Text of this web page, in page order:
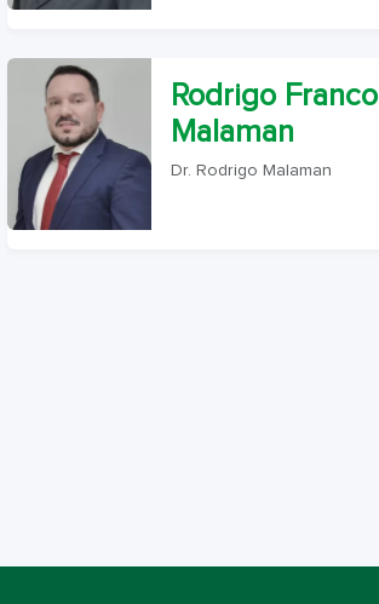
Rodrigo Franco
Malaman
Dr. Rodrigo Malaman